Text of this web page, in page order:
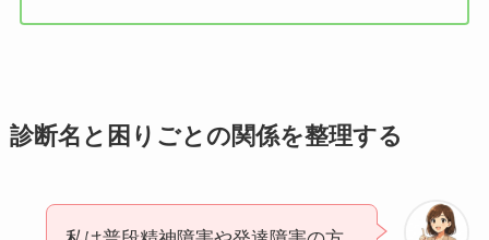
診断名と困りごとの関係を整理する